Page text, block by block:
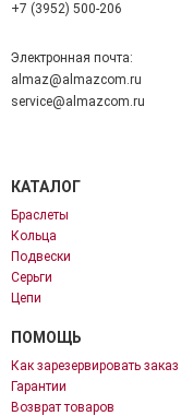
+7 (3952) 500-206
Электронная почта:
almaz@almazcom.ru
service@almazcom.ru
КАТАЛОГ
Браслеты
Кольца
Подвески
Серьги
Цепи
ПОМОЩЬ
Как зарезервировать заказ
Гарантии
Возврат товаров